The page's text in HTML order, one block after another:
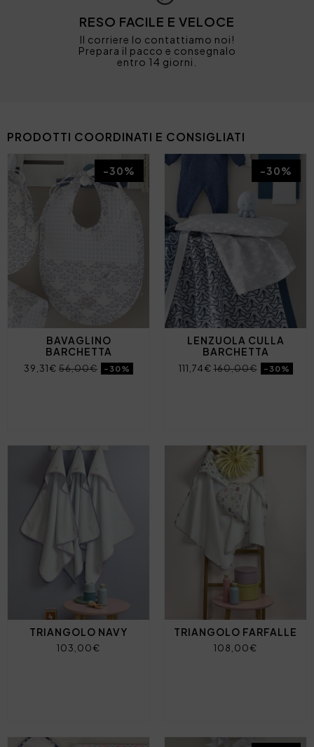
RESO FACILE E VELOCE
Il corriere lo contattiamo noi!
Prepara il pacco e consegnalo
entro 14 giorni.
PRODOTTI COORDINATI E CONSIGLIATI
BAVAGLINO
BARCHETTA
39,31€ 56,00€ -30%
-30%
LENZUOLA CULLA
BARCHETTA
111,74€160,00€ -30%
-30%
TRIANGOLO NAVY
103,00€
TRIANGOLO FARFALLE
108,00€